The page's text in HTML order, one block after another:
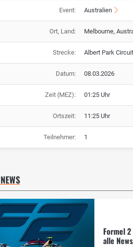
Event: Australien
Ort, Land: Melbourne,
Strecke: Albert Park Circuit
Datum: 08.03.2026
Zeit (MEZ): 01:25 Uhr
Ortszeit: 11:25 Uhr
Teilnehmer: 1
Formel
alle